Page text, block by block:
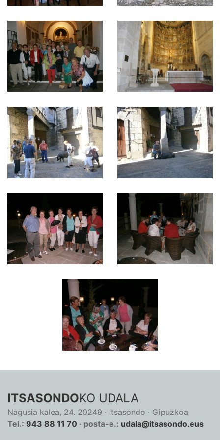
ITSASONDOKO UDALA
Nagusia kalea, 24. 20249 · Itsasondo · Gipuzkoa
Tel.: 943 88 11 70 · posta-e.: udala@itsasondo.eus